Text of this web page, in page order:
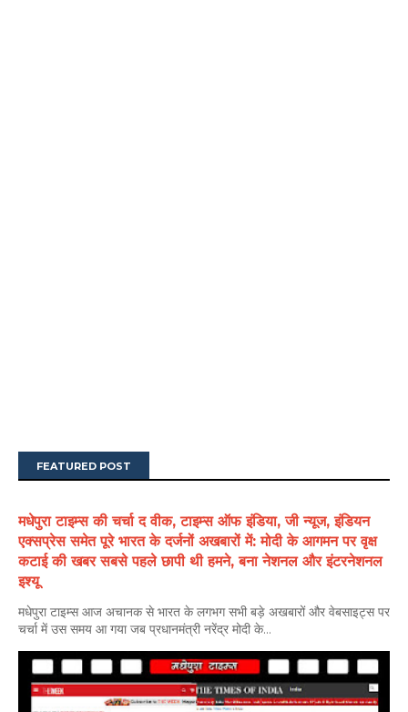
FEATURED POST
मधेपुरा टाइम्स की चर्चा द वीक, टाइम्स ऑफ इंडिया, जी न्यूज, इंडियन
एक्सप्रेस समेत पूरे भारत के दर्जनों अखबारों में: मोदी के आगमन पर वृक्ष
कटाई की खबर सबसे पहले छापी थी हमने, बना नेशनल और इंटरनेशनल
इश्यू
मधेपुरा टाइम्स आज अचानक से भारत के लगभग सभी बड़े अखबारों और वेबसाइट्स पर
चर्चा में उस समय आ गया जब प्रधानमंत्री नरेंद्र मोदी के...